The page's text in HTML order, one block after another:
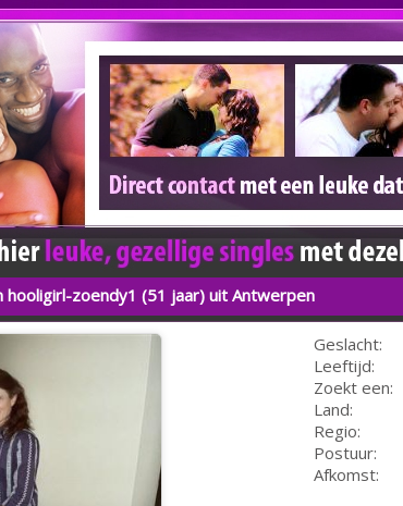
hooligirl-zoendy1 (51 jaar) uit Antwerpen
Geslacht:
Leeftijd:
Zoekt een:
Land:
Regio:
Postuur:
Afkomst: